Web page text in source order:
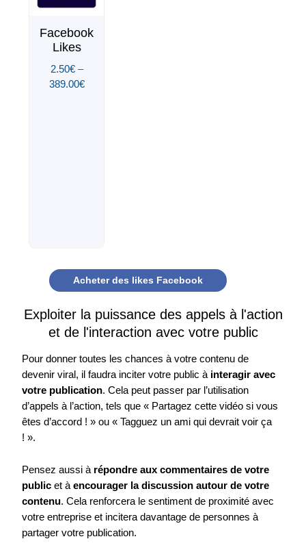
Facebook
Likes
2.50€–
389.00€
Acheter des likes Facebook
Exploiter la puissance des appels à l'action
et de l'interaction avec votre public
Pour donner toutes les chances à votre contenu de
devenir viral, il faudra inciter votre public à interagir avec
votre publication. Cela peut passer par l’utilisation
d’appels à l’action, tels que « Partagez cette vidéo si vous
êtes d’accord ! » ou « Tagguez un ami qui devrait voir ça
! ».
Pensez aussi à répondre aux commentaires de votre
public et àencourager la discussion autour de votre
contenu. Cela renforcera le sentiment de proximité avec
votre entreprise et incitera davantage de personnes à
partager votre publication.